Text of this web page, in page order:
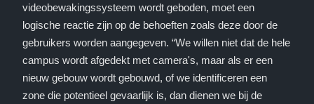
videobewakingssysteem wordt geboden, moet een
logische reactie zijn op de behoeften zoals deze door de
gebruikers worden aangegeven. “We willen niet dat de hele
campus wordt afgedekt met camera's, maar als er een
nieuw gebouw wordt gebouwd, of we identificeren een
zone die potentieel gevaarlijk is, dan dienen we bij de